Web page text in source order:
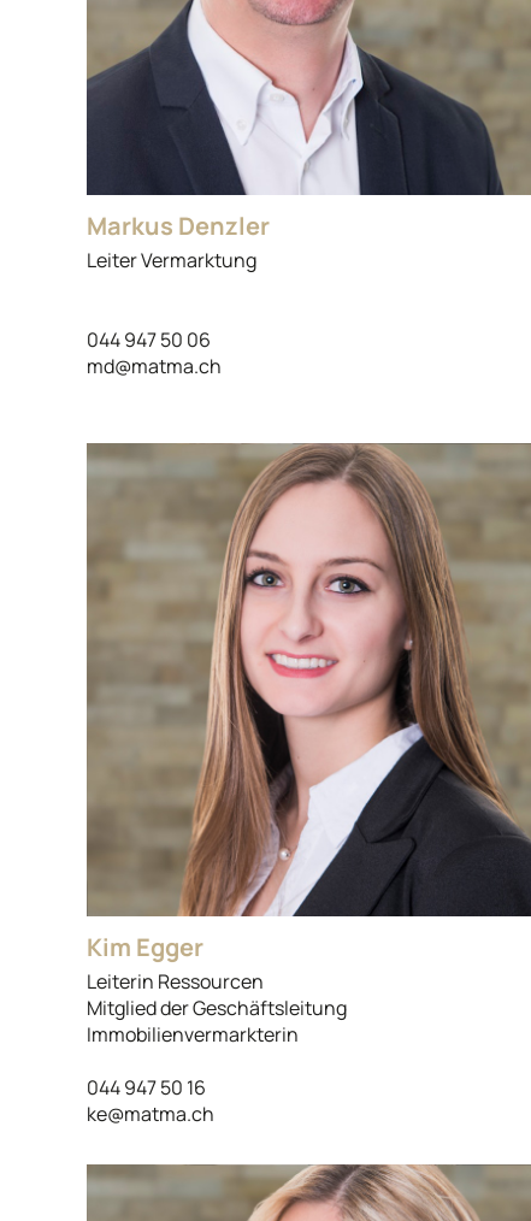
Markus Denzler
Leiter Vermarktung
044 947 50 06
md@matma.ch
Kim Egger
Leiterin Ressourcen
Mitglied der Geschäftsleitung
Immobilienvermarkterin
044 947 50 16
ke@matma.ch